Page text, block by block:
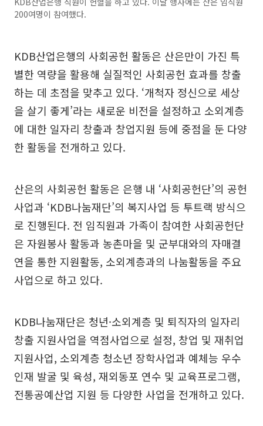
200여명이 참여했다.
KDB산업은행의 사회공헌 활동은 산은만이 가진 특
별한 역량을 활용해 실질적인 사회공헌 효과를 창출
하는 데 초점을 맞추고 있다. ‘개척자 정신으로 세상
을 살기 좋게’라는 새로운 비전을 설정하고 소외계층
에 대한 일자리 창출과 창업지원 등에 중점을 둔 다양
한 활동을 전개하고 있다.
산은의 사회공헌 활동은 은행 내 ‘사회공헌단’의 공헌
사업과 ‘KDB나눔재단’의 복지사업 등 투트랙 방식으
로 진행된다. 전 임직원과 가족이 참여한 사회공헌단
은 자원봉사 활동과 농촌마을 및 군부대와의 자매결
연을 통한 지원활동, 소외계층과의 나눔활동을 주요
사업으로 하고 있다.
KDB나눔재단은 청년·소외계층 및 퇴직자의 일자리
창출 지원사업을 역점사업으로 설정, 창업 및 재취업
지원사업, 소외계층 청소년 장학사업과 예체능 우수
인재 발굴 및 육성, 재외동포 연수 및 교육프로그램,
전통공예산업 지원 등 다양한 사업을 전개하고 있다.